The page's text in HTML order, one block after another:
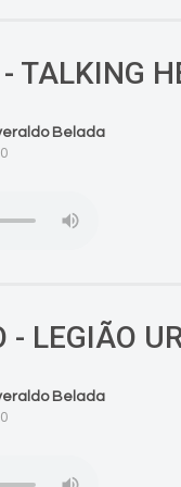
TALKING
Belada
- LEGIÃO
Belada